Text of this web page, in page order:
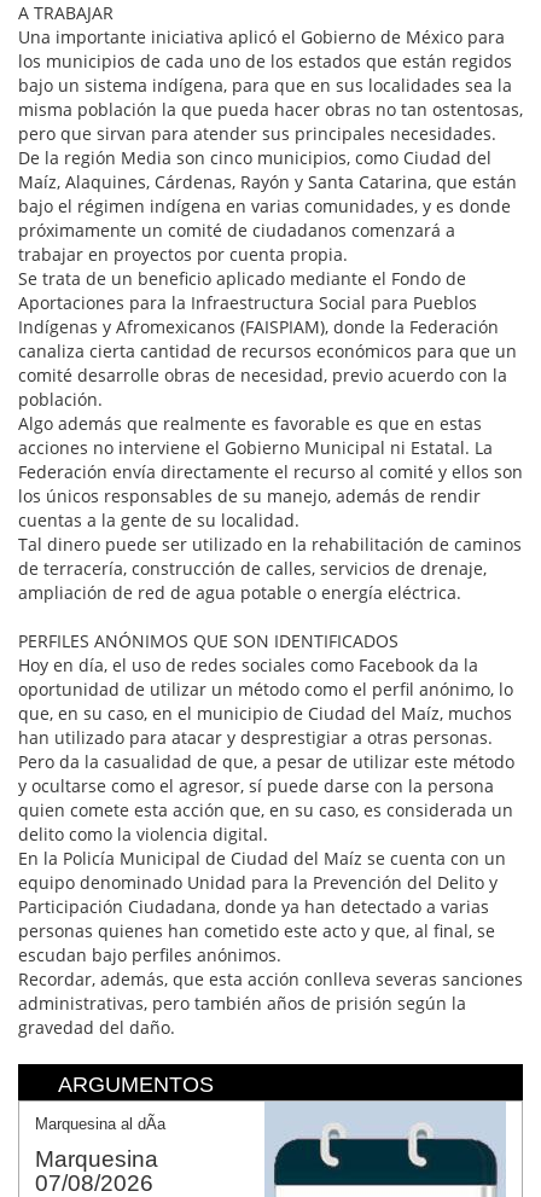
A TRABAJAR
Una importante iniciativa aplicó el Gobierno de México para
los municipios de cada uno de los estados que están regidos
bajo un sistema indígena, para que en sus localidades sea la
misma población la que pueda hacer obras no tan ostentosas,
pero que sirvan para atender sus principales necesidades.
De la región Media son cinco municipios, como Ciudad del
Maíz, Alaquines, Cárdenas, Rayón y Santa Catarina, que están
bajo el régimen indígena en varias comunidades, y es donde
próximamente un comité de ciudadanos comenzará a
trabajar en proyectos por cuenta propia.
Se trata de un beneficio aplicado mediante el Fondo de
Aportaciones para la Infraestructura Social para Pueblos
Indígenas y Afromexicanos (FAISPIAM), donde la Federación
canaliza cierta cantidad de recursos económicos para que un
comité desarrolle obras de necesidad, previo acuerdo con la
población.
Algo además que realmente es favorable es que en estas
acciones no interviene el Gobierno Municipal ni Estatal. La
Federación envía directamente el recurso al comité y ellos son
los únicos responsables de su manejo, además de rendir
cuentas a la gente de su localidad.
Tal dinero puede ser utilizado en la rehabilitación de caminos
de terracería, construcción de calles, servicios de drenaje,
ampliación de red de agua potable o energía eléctrica.
PERFILES ANÓNIMOS QUE SON IDENTIFICADOS
Hoy en día, el uso de redes sociales como Facebook da la
oportunidad de utilizar un método como el perfil anónimo, lo
que, en su caso, en el municipio de Ciudad del Maíz, muchos
han utilizado para atacar y desprestigiar a otras personas.
Pero da la casualidad de que, a pesar de utilizar este método
y ocultarse como el agresor, sí puede darse con la persona
quien comete esta acción que, en su caso, es considerada un
delito como la violencia digital.
En la Policía Municipal de Ciudad del Maíz se cuenta con un
equipo denominado Unidad para la Prevención del Delito y
Participación Ciudadana, donde ya han detectado a varias
personas quienes han cometido este acto y que, al final, se
escudan bajo perfiles anónimos.
Recordar, además, que esta acción conlleva severas sanciones
administrativas, pero también años de prisión según la
gravedad del daño.
ARGUMENTOS
Marquesina al dÃ­a
Marquesina
07/08/2026